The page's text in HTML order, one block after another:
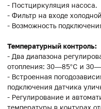
- Постциркуляция насоса.
- Фильтр на входе
- Возможность
Температурный контроль:
- Два диапазона
отопления: 30—85°С и
- Встроенная
подключения датчика
- Регулирование и